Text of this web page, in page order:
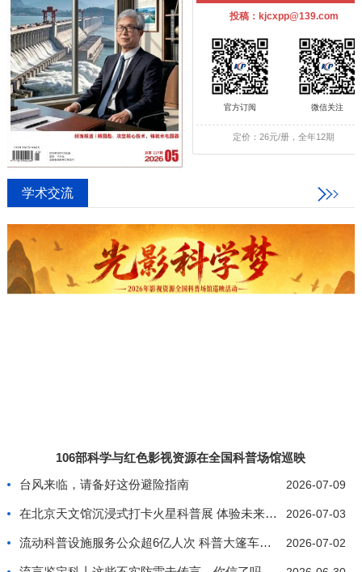
投稿：kjcxpp@139.com
官方订阅 微信关注
定价：26元/册，全年12期
学术交流
106部科学与红色影视资源在全国科普场馆巡映
台风来临，请备好这份避险指南
2026-07-09
在北京天文馆沉浸式打卡火星科普展 体验未来星际生 2026-07-03
流动科普设施服务公众超6亿人次 科普大篷车行驶里 2026-07-02